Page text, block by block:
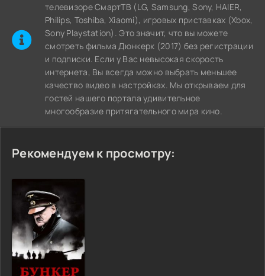
телевизоре СмартТВ (LG, Samsung, Sony, HAIER,
Philips, Toshiba, Xiaomi), игровых приставках (Xbox,
Sony Playstation). Это значит, что вы можете
cмотреть фильма Дюнкерк (2017) без регистрации
и подписки. Если у Вас невысокая скорость
интернета, Вы всегда можно выбрать меньшее
качество видео в настройках. Мы открываем для
гостей нашего портала удивительное
многообразие притягательного мира кино.
Рекомендуем к просмотру: